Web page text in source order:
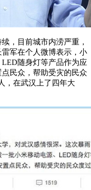
，目前城市内涝严重，
雷军在个人微博表示，小
随身灯等产品作为应
民众，帮助受灾的民众
，在武汉上了四年大